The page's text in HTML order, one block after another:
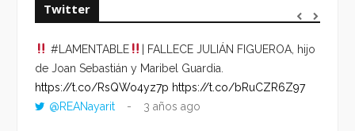
Twitter
#LAMENTABLE
| FALLECE JULIÁN FIGUEROA, hijo
de Joan Sebastián y Maribel Guardia.
https://t.co/RsQWo4yz7p https://t.co/bRuCZR6Z97
@REANayarit
3 años ago